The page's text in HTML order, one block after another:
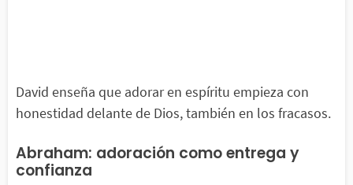
David enseña que adorar en espíritu empieza con
honestidad delante de Dios, también en los fracasos.
Abraham: adoración como entrega y
confianza